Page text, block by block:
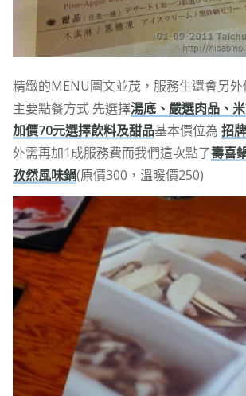
精緻的MENU圖文並茂，服務生還會另
主要點餐方式 先選擇湯底、嚴選肉品、
加價70元選擇飲料及甜品基本價位為 招
外需再加1成服務費而我們這次點了壽喜
孜然風味鍋(原價300，溫暖價250)